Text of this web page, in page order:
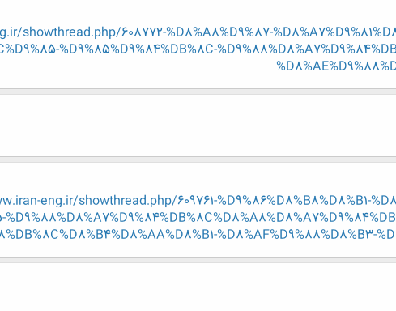
showthread.php/608772-%D8%A8%D9%87-
%D9%85%D9%84%DB%8C-
eng.ir/showthread.php/609761-%D9%86%D8%B8%D8%B1-
%D8%AF%D9%88%D8%B3-